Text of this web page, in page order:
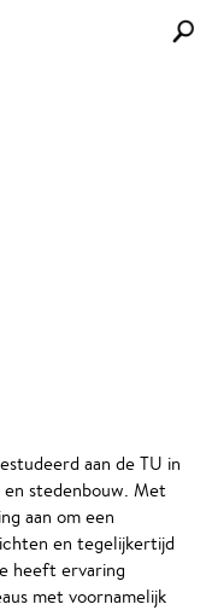
aan de TU in
stedenbouw. Met
aan om een
en tegelijkertijd
heeft ervaring
met voornamelijk